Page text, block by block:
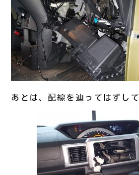
あとは、配線を辿ってはずし